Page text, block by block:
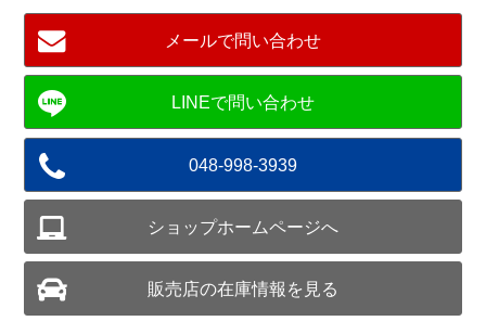
メールで問い合わせ
048-998-3939
ショップホームページへ
販売店の在庫情報を見る